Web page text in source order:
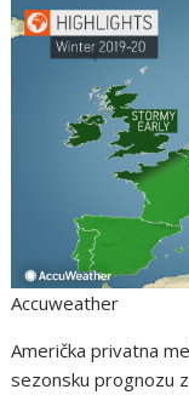
Accuweather
Američka privatna
sezonsku prognozu